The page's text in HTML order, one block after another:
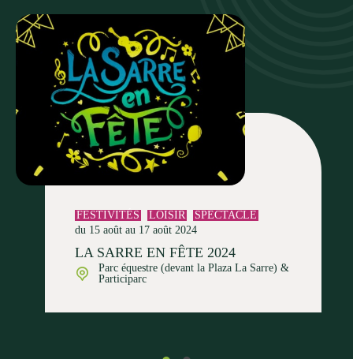
FESTIVITÉS LOISIR
SPECTACLE
du 15 août au 17 août 2024
LA SARRE EN FÊTE 2024
Parc équestre (devant la Plaza La Sarre) &
Participarc